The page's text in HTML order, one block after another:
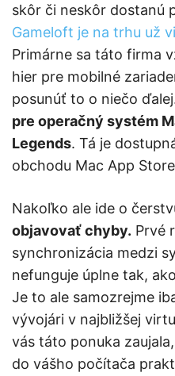
skôr či neskôr dostanú
Gameloft je na trhu už
Primárne sa táto firma
hier pre mobilné
posunúť to o niečo
pre operačný systém
Legends. Tá je
obchodu Mac App
Nakoľko ale ide o
objavovať chyby. Prvé
synchronizácia medzi
nefunguje úplne tak,
Je to ale samozrejme
vývojári v najbližšej
vás táto ponuka
do vášho počítača